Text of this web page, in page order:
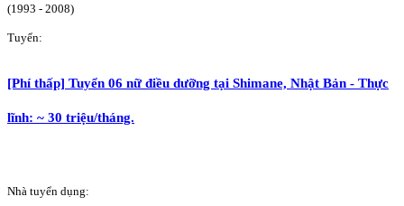
(1993 - 2008)
Tuyển:
[Phí thấp] Tuyển 06 nữ điều dưỡng tại Shimane, Nhật Bản - Thực
lĩnh: ~ 30 triệu/tháng.
Nhà tuyển dụng: